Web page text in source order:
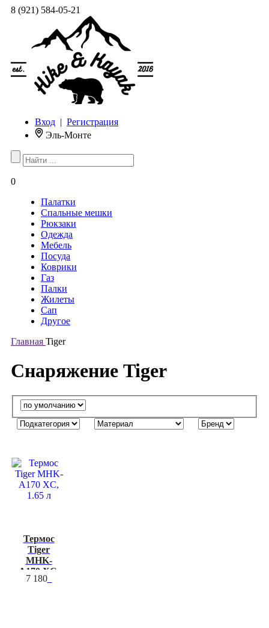
8 (921) 584-05-21
Вход | Регистрация
Эль-Монте
0
Палатки
Спальные мешки
Рюкзаки
Одежда
Мебель
Посуда
Коврики
Газ
Палки
Жилеты
Сап
Другое
Главная Tiger
Снаряжение Tiger
Термос
Tiger
MHK-
A170 XC,
1.65 л
7 180